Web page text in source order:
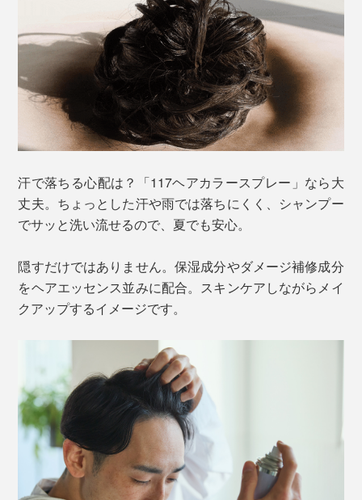
汗で落ちる心配は？「117ヘアカラースプレー」なら大
丈夫。ちょっとした汗や雨では落ちにくく、シャンプー
でサッと洗い流せるので、夏でも安心。
隠すだけではありません。保湿成分やダメージ補修成分
をヘアエッセンス並みに配合。スキンケアしながらメイ
クアップするイメージです。